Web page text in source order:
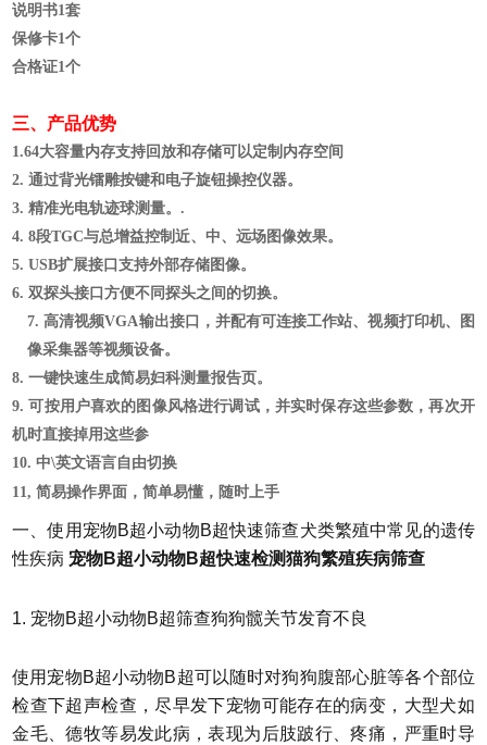
说明书1套
保修卡1个
合格证1个
三、产品优势
1.64大容量内存支持回放和存储可以定制内存空间
2. 通过背光镭雕按键和电子旋钮操控仪器。
3. 精准光电轨迹球测量。.
4. 8段TGC与总增益控制近、中、远场图像效果。
5. USB扩展接口支持外部存储图像。
6. 双探头接口方便不同探头之间的切换。
7. 高清视频VGA输出接口，并配有可连接工作站、视频打印机、图
像采集器等视频设备。
8. 一键快速生成简易妇科测量报告页。
9. 可按用户喜欢的图像风格进行调试，并实时保存这些参数，再次开
机时直接掉用这些参
10.中\英文语言自由切换
11,简易操作界面，简单易懂，随时上手
一、使用宠物B超小动物B超快速筛查犬类繁殖中常见的遗传
性疾病 宠物B超小动物B超快速检测猫狗繁殖疾病筛查
1. 宠物B超小动物B超筛查狗狗髋关节发育不良
使用宠物B超小动物B超可以随时对狗狗腹部心脏等各个部位
检查下超声检查，尽早发下宠物可能存在的病变，大型犬如
金毛、德牧等易发此病，表现为后肢跛行、疼痛，严重时导